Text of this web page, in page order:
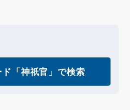
ド「神祇官」で検索